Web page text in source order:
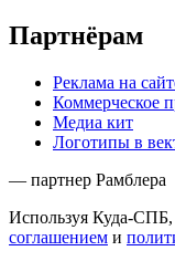
Партнёрам
Реклама на
Коммерческое
Медиа кит
Логотипы в
— партнер Рамблера
Используя Куда-СПБ,
соглашением и